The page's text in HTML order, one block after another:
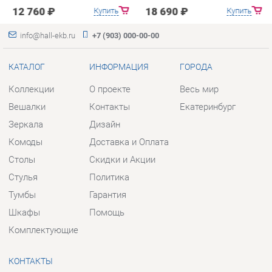
Коллекции
Зеркала
Стулья
Тумбы
Шкафы
Комплектующие
О проекте
Дизайн
Политика
Гарантия
Помощь
Весь мир
КОНТАКТЫ
Шоурум и склад самовывоза
Адрес: г. Екатеринбург, пер.
Базовый, 47
Часы работы: